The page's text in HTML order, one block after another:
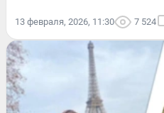
13 февраля, 2026, 11:30 7 524